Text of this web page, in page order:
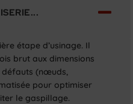
étape d’usinage. Il
brut aux dimensions
défauts (nœuds,
pour optimiser
le gaspillage.